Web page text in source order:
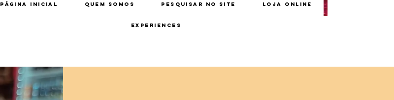
Página inicial Quem somos Pesquisar no site Loja online
Experiences